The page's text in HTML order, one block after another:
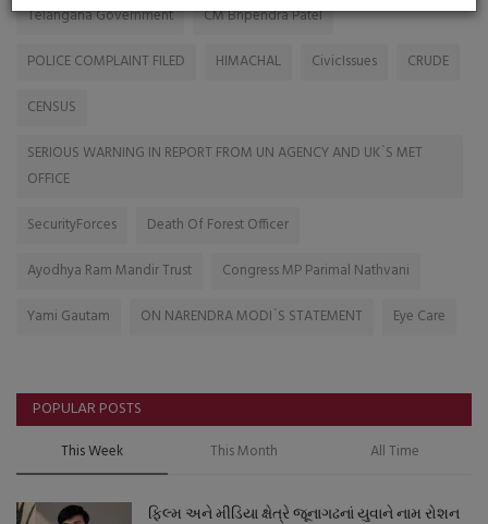
Telangana Government
CM Bhpendra Patel
POLICE COMPLAINT FILED
HIMACHAL CivicIssues
CRUDE
CENSUS
SERIOUS WARNING IN REPORT FROM UN AGENCY AND UK`S MET
OFFICE
SecurityForces
Death Of Forest Officer
Ayodhya Ram Mandir Trust
Congress MP Parimal Nathvani
Yami Gautam
ON NARENDRA MODI`S STATEMENT Eye Care
POPULAR POSTS
This Week This Month All Time
ફિલ્મ અને મીડિયા ક્ષેત્રે જૂનાગઢનાં યુવાને નામ રોશન